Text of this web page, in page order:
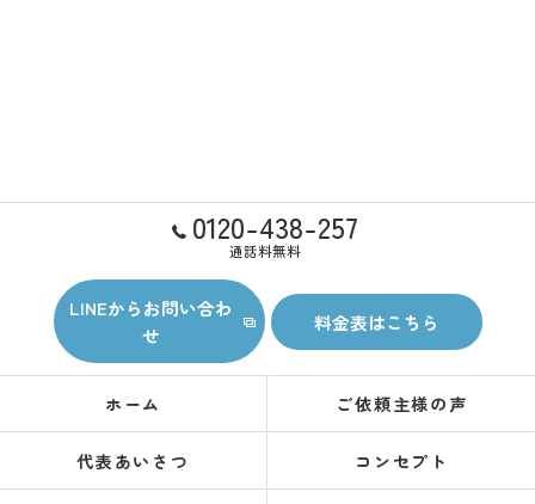
0120-438-257
通話料無料
LINEからお問い合わ
せ
料金表はこちら
ホーム ご依頼主様の声
代表あいさつ コンセプト